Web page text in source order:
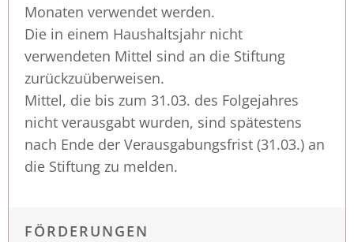
Monaten verwendet werden.
Die in einem Haushaltsjahr nicht
verwendeten Mittel sind an die Stiftung
zurückzuüberweisen.
Mittel, die bis zum 31.03. des Folgejahres
nicht verausgabt wurden, sind spätestens
nach Ende der Verausgabungsfrist (31.03.) an
die Stiftung zu melden.
FÖRDERUNGEN